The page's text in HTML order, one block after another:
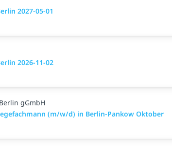
2027-05-01
2026-11-02
gGmbH
(m/w/d) in Berlin-Pankow Oktober